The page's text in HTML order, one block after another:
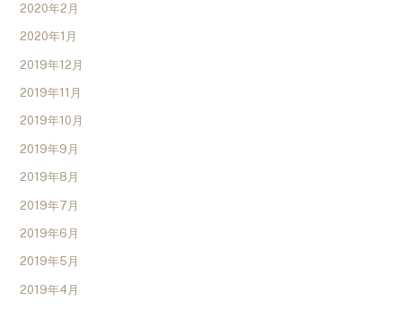
2020年2月
2020年1月
2019年12月
2019年11月
2019年10月
2019年9月
2019年8月
2019年7月
2019年6月
2019年5月
2019年4月